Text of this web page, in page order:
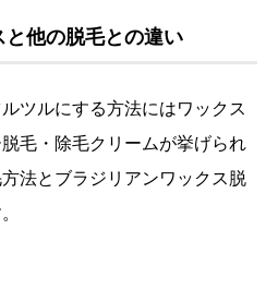
他の脱毛との違い
ツルにする方法にはワックス
毛・除毛クリームが挙げられ
法とブラジリアンワックス脱